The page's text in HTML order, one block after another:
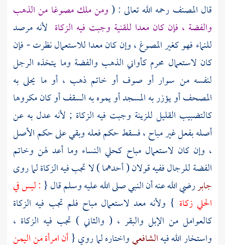
قال المصنف رحمه الله تعالى : (ومن ملك مصوغا من الذهب
والفضة ، فإن كان معدا للقنية وجبت فيه الزكاة لأنه مرصد
للنماء فهو كغير المصوغ ، وإن كان معدا للاستعمال نظرت - فإن
كان لاستعمال محرم كأواني الذهب والفضة وما يتخذه الرجل
لنفسه من سوار أو صوف أو خاتم ذهب ، أو ما يحلى به
المصحف أو يؤزر به المسجد أو يموه به السقف أو كان مكروها
كالتضبيب القليل للزينة وجبت فيه الزكاة ; لأنه عدل به عن
أصله بفعل غير مباح ، فسقط حكم فعله وبقي على حكم الأصل
، وإن كان لاستعمال مباح كحلي النساء وما أعد لهن وخاتم
الفضة للرجال ففيه قولان ( أحدهما ) لا تجب فيه الزكاة لما روى
جابررضي الله عنه أن النبي صلى الله عليه وسلم قال { : ليس في
الحلي زكاة } ولأنه معد لاستعمال مباح فلم تجب فيه الزكاة
كالعوامل من الإبل والبقر ، ( والثاني ) تجب فيه الزكاة ،
واستخار الله فيهالشافعيواختاره لما روي {أن امرأة مناليمن